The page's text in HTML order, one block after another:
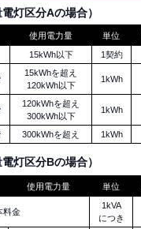
灯区分Aの場合）
使用電力量 単位
15kWh以下 1契約
15kWhを超え
120kWh以下
1kWh
120kWhを超え
300kWh以下
1kWh
300kWhを超え 1kWh
灯区分Bの場合）
使用電力量 単位
料金
1kVA
につき